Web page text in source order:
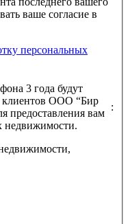
отозвать ваше согласие в
года будут
предоставления вам
информации об объектах недвижимости.
: